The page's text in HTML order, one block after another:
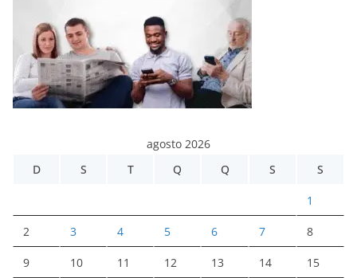
agosto 2026
D
S T Q Q S S
1
2 3 4 5 6 7 8
9 10 11 12 13 14 15